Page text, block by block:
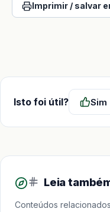
Imprimir / salvar
Isto foi útil? Sim
Leia
Conteúdos